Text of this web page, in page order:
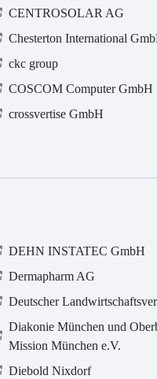
CENTROSOLAR AG
Chesterton International
ckc group
COSCOM Computer GmbH
crossvertise GmbH
DEHN INSTATEC GmbH
Dermapharm AG
Deutscher
Diakonie München und
Mission München e.V.
Diebold Nixdorf